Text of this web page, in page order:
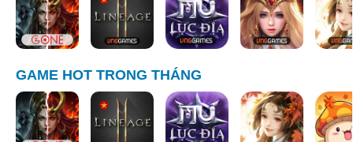
GAME HOT TRONG THÁNG